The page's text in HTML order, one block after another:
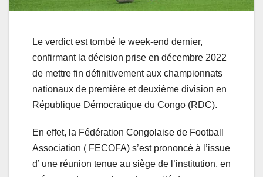
Le verdict est tombé le week-end dernier,
confirmant la décision prise en décembre 2022
de mettre fin définitivement aux championnats
nationaux de première et deuxième division en
République Démocratique du Congo (RDC).
En effet, la Fédération Congolaise de Football
Association ( FECOFA) s’est prononcé à l’issue
d’ une réunion tenue au siège de l’institution, en